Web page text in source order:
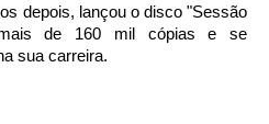
depois, lançou o disco "Sessão
de 160 mil cópias e se
sua carreira.